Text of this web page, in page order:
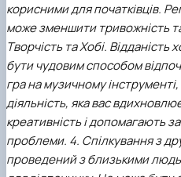
корисними для початківців.
може зменшити тривожність
Творчість та Хобі. Відданість
бути чудовим способом
гра на музичному
діяльність, яка вас
креативність і допомагають
проблеми. 4. Спілкування з
проведений з близькими